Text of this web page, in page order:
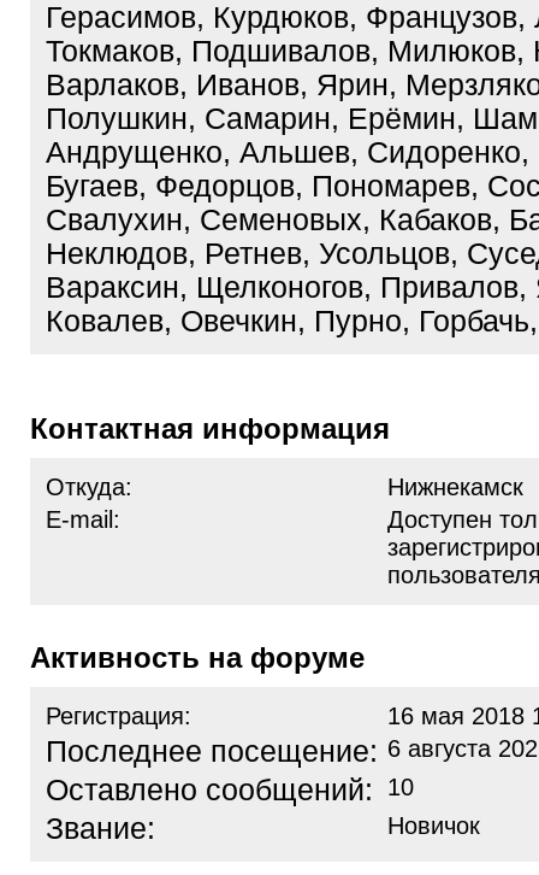
Герасимов, Курдюков, Французов,
Токмаков, Подшивалов, Милюков,
Варлаков, Иванов, Ярин,
Полушкин, Самарин, Ерёмин,
Андрущенко, Альшев, Сидоренко,
Бугаев, Федорцов, Пономарев,
Свалухин, Семеновых, Кабаков,
Неклюдов, Ретнев, Усольцов,
Вараксин, Щелконогов, Привалов,
Ковалев, Овечкин, Пурно,
Контактная информация
Откуда:
Нижнекамск
E-mail:
Доступен
Активность на форуме
Регистрация: 16 мая 2018
Последнее посещение: 6 августа
Оставлено сообщений: 10
Звание: Новичок